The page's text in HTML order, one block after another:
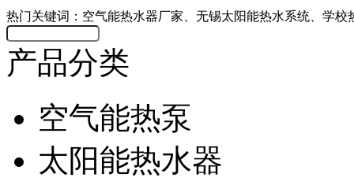
热门关键词：空气能热水器厂家、无锡太阳能热水系统、学校
产品分类
空气能热泵
太阳能热水器